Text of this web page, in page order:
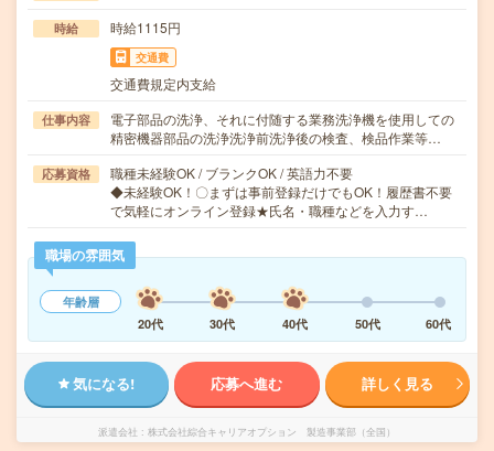
時給 時給1115円
交通費
交通費規定内支給
仕事内容
電子部品の洗浄、それに付随する業務洗浄機を使用しての
精密機器部品の洗浄洗浄前洗浄後の検査、検品作業等…
応募資格
職種未経験OK / ブランクOK / 英語力不要
◆未経験OK！〇まずは事前登録だけでもOK！履歴書不要
で気軽にオンライン登録★氏名・職種などを入力す…
職場の雰囲気
年齢層
20代
30代 40代 50代 60代
気になる! 応募へ進む 詳しく見る
派遣会社 株式会社綜合キャリアオプション 製造事業部（全国）